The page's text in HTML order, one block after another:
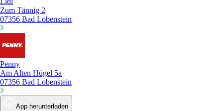
Zum Tännig 2
07356 Bad Lobenstein
Penny
Am Alten Hügel 5a
07356 Bad Lobenstein
App herunterladen